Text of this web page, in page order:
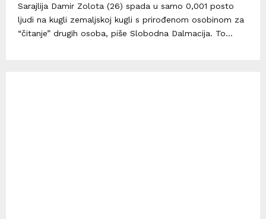
Sarajlija Damir Zolota (26) spada u samo 0,001 posto
ljudi na kugli zemaljskoj kugli s prirođenom osobinom za
“čitanje” drugih osoba, piše Slobodna Dalmacija. To...